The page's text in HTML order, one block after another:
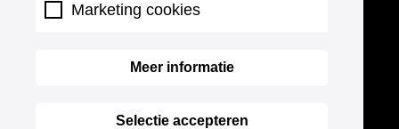
Marketing cookies
Meer informatie
Selectie accepteren